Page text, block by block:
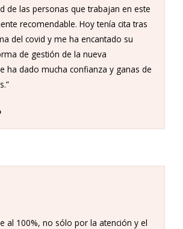
de las personas que trabajan en este
recomendable. Hoy tenía cita tras
del covid y me ha encantado su
de gestión de la nueva
ha dado mucha confianza y ganas de
al 100%, no sólo por la atención y el